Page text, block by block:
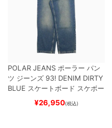
POLAR JEANS ポーラー パン
ツ ジーンズ 93! DENIM DIRTY
BLUE スケートボード スケボー
¥26,950(税込)